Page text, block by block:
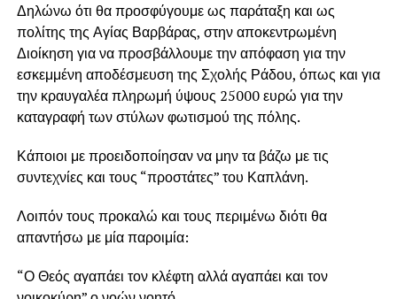
Δηλώνω ότι θα προσφύγουμε ως παράταξη και ως
πολίτης της Αγίας Βαρβάρας, στην αποκεντρωμένη
Διοίκηση για να προσβάλλουμε την απόφαση για την
εσκεμμένη αποδέσμευση της Σχολής Ράδου, όπως και για
την κραυγαλέα πληρωμή ύψους 25000 ευρώ για την
καταγραφή των στύλων φωτισμού της πόλης.
Κάποιοι με προειδοποίησαν να μην τα βάζω με τις
συντεχνίες και τους “προστάτες” του Καπλάνη.
Λοιπόν τους προκαλώ και τους περιμένω διότι θα
απαντήσω με μία παροιμία:
“Ο Θεός αγαπάει τον κλέφτη αλλά αγαπάει και τον